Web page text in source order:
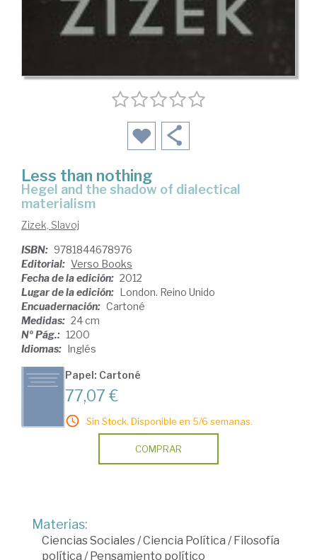
Less than nothing
Hegel and the shadow of dialectical
materialism
Zizek, Slavoj
ISBN: 9781844678976
Editorial: Verso Books
Fecha de la edición: 2012
Lugar de la edición: London. Reino Unido
Encuadernación: Cartoné
Medidas: 24 cm
Nº Pág.: 1200
Idiomas: Inglés
Papel: Cartoné
77,07 €
Sin Stock. Disponible en 5/6 semanas.
COMPRAR
Materias:
Ciencias Sociales/Ciencia Política /Filosofía
política /Pensamiento político